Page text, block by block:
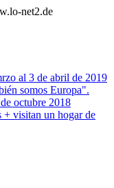
net2.de
al 3 de abril de 2019
somos Europa".
octubre 2018
+ visitan un hogar de